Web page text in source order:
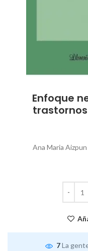
Enfoque
Ana Maria
7 La